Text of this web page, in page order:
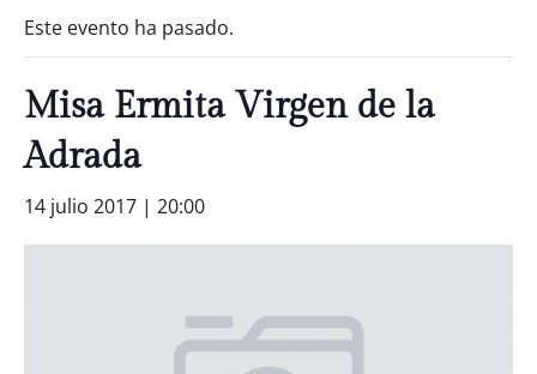
Este evento ha pasado.
Misa Ermita Virgen de la
Adrada
14 julio 2017 | 20:00